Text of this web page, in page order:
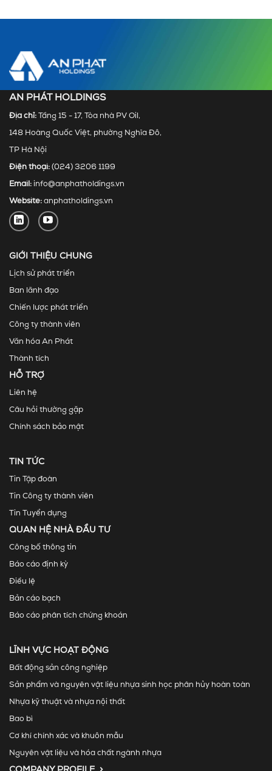
AN PHÁT HOLDINGS
Địa chỉ: Tầng 15 - 17, Tòa nhà PV Oil,
148 Hoàng Quốc Việt, phường Nghĩa Đô,
TP Hà Nội
Điện thoại: (024) 3206 1199
Email: info@anphatholdings.vn
Website: anphatholdings.vn
GIỚI THIỆU CHUNG
Lịch sử phát triển
Ban lãnh đạo
Chiến lược phát triển
Công ty thành viên
Văn hóa An Phát
Thành tích
HỖ TRỢ
Liên hệ
Câu hỏi thường gặp
Chính sách bảo mật
TIN TỨC
Tin Tập đoàn
Tin Công ty thành viên
Tin Tuyển dụng
QUAN HỆ NHÀ ĐẦU TƯ
Công bố thông tin
Báo cáo định kỳ
Điều lệ
Bản cáo bạch
Báo cáo phân tích chứng khoán
LĨNH VỰC HOẠT ĐỘNG
Bất động sản công nghiệp
Sản phẩm và nguyên vật liệu nhựa sinh học phân hủy hoàn toàn
Nhựa kỹ thuật và nhựa nội thất
Bao bì
Cơ khí chính xác và khuôn mẫu
Nguyên vật liệu và hóa chất ngành nhựa